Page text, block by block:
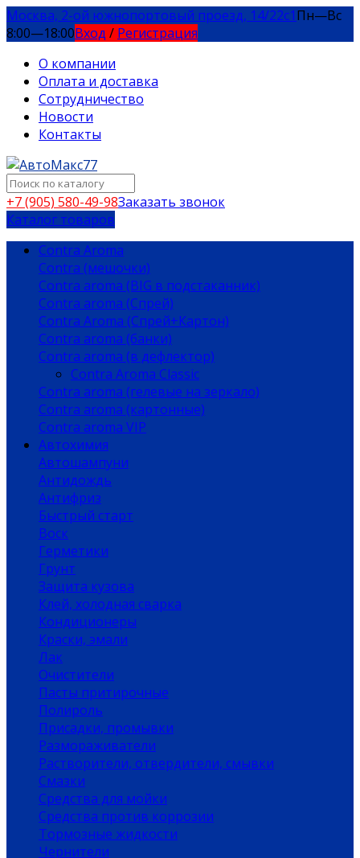
Москва, 2-ой южнопортовый проезд, 14/22c1Пн—Вс
8:00—18:00Вход / Регистрация
О компании
Оплата и доставка
Сотрудничество
Новости
Контакты
+7 (905) 580-49-98Заказать звонок
Каталог товаров
Contra Aroma
Contra (мешочки)
Contra aroma (BIG в подстаканник)
Contra aroma (Спрей)
Contra Aroma (Спрей+Картон)
Contra aroma (банки)
Contra aroma (в дефлектор)
Contra Aroma Classic
Contra aroma (гелевые на зеркало)
Contra aroma (картонные)
Contra aroma VIP
Автохимия
Автошампуни
Антидождь
Антифриз
Быстрый старт
Воск
Герметики
Грунт
Защита кузова
Клей, холодная сварка
Кондиционеры
Краски, эмали
Лак
Очистители
Пасты притирочные
Полироль
Присадки, промывки
Размораживатели
Растворители, отвердители, смывки
Смазки
Средства для мойки
Средства против коррозии
Тормозные жидкости
Чернители